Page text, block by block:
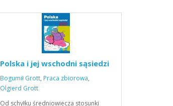
Polska i jej wschodni sąsiedzi
Bogumił Grott, Praca zbiorowa,
Olgierd Grott
Od schyłku średniowiecza stosunki